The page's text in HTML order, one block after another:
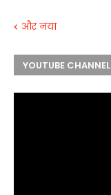
और नया
YOUTUBE CHANNEL